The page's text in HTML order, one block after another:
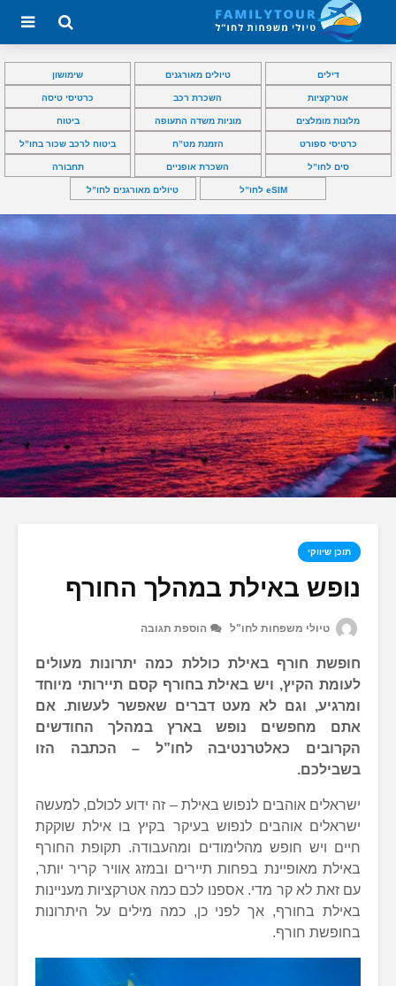
דילים טיולים מאורגנים שימושון
אטרקציות השכרת רכב כרטיסי טיסה
מלונות מומלצים מוניות משדה התעופה ביטוח
כרטיסי ספורט הזמנת מט”ח ביטוח לרכב שכור בחו”ל
סים לחו”ל השכרת אופניים תחבורה
eSIM לחו”ל טיולים מאורגנים לחו”ל
תוכן שיווקי
נופש באילת במהלך החורף
טיולי משפחות לחו"ל הוספת תגובה
חופשת חורף באילת כוללת כמה יתרונות מעולים
לעומת הקיץ, ויש באילת בחורף קסם תיירותי מיוחד
ומרגיע, וגם לא מעט דברים שאפשר לעשות. אם
אתם מחפשים נופש בארץ במהלך החודשים
הקרובים כאלטרנטיבה לחו”ל – הכתבה הזו
בשבילכם.
ישראלים אוהבים לנפוש באילת – זה ידוע לכולם, למעשה
ישראלים אוהבים לנפוש בעיקר בקיץ בו אילת שוקקת
חיים ויש חופש מהלימודים ומהעבודה. תקופת החורף
באילת מאופיינת בפחות תיירים ובמזג אוויר קריר יותר,
עם זאת לא קר מדי. אספנו לכם כמה אטרקציות מעניינות
באילת בחורף, אך לפני כן, כמה מילים על היתרונות
בחופשת חורף.